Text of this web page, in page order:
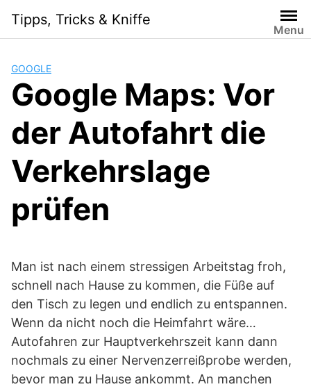
content
Tipps, Tricks & Kniffe
Menu
GOOGLE
Google Maps: Vor
der Autofahrt die
Verkehrslage
prüfen
Man ist nach einem stressigen Arbeitstag froh,
schnell nach Hause zu kommen, die Füße auf
den Tisch zu legen und endlich zu entspannen.
Wenn da nicht noch die Heimfahrt wäre…
Autofahren zur Hauptverkehrszeit kann dann
nochmals zu einer Nervenzerreißprobe werden,
bevor man zu Hause ankommt. An manchen